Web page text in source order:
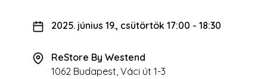
2025. június 19., csütörtök 17:00 - 18:30
ReStore By Westend
1062 Budapest, Váci út 1-3